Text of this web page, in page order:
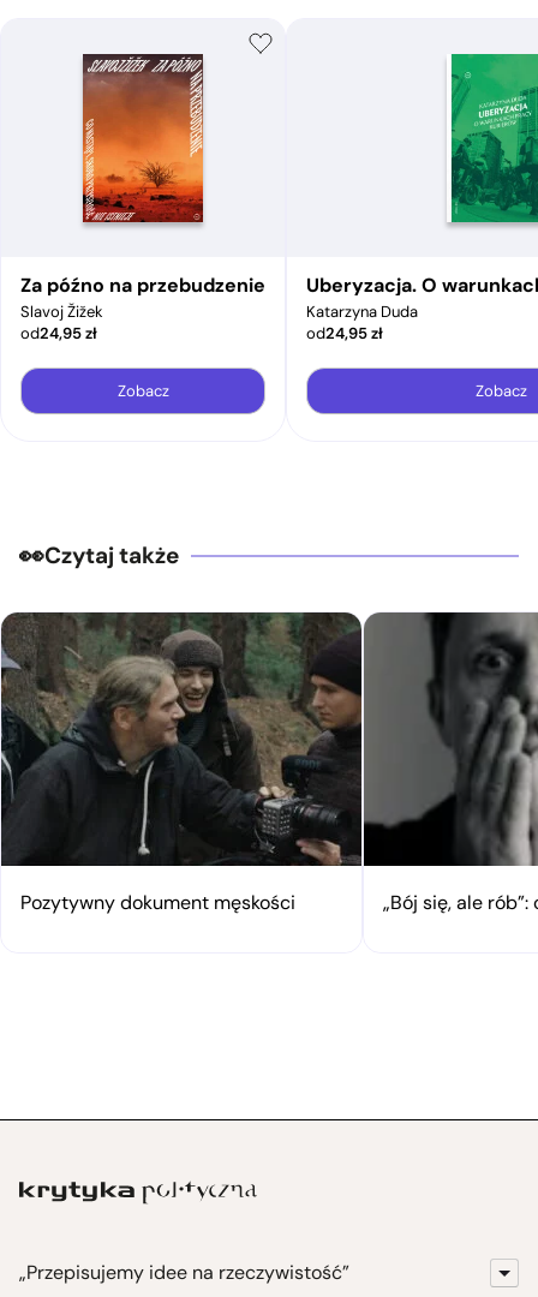
Za późno na przebudzenie
Slavoj Žižek
od24,95zł
Zobacz
Uberyzacja. O
Katarzyna Duda
od24,95zł
Zobacz
Czytaj także
Pozytywny dokument męskości „Bój się, ale
„Przepisujemy idee na rzeczywistość”